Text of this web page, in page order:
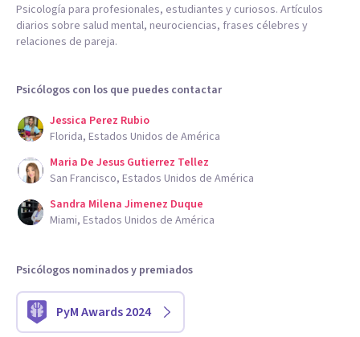
Psicología para profesionales, estudiantes y curiosos. Artículos
diarios sobre salud mental, neurociencias, frases célebres y
relaciones de pareja.
Psicólogos con los que puedes contactar
Jessica Perez Rubio
Florida, Estados Unidos de América
Maria De Jesus Gutierrez Tellez
San Francisco, Estados Unidos de América
Sandra Milena Jimenez Duque
Miami, Estados Unidos de América
Psicólogos nominados y premiados
PyM Awards 2024